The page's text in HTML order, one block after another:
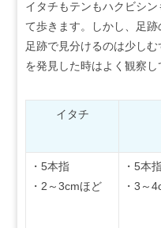
イタチもテンもハクビシ
て歩きます。しかし、足跡
足跡で見分けるのは少し
を発見した時はよく観察し
イタチ
・5本指
・2～3cmほど
・5本
・3～